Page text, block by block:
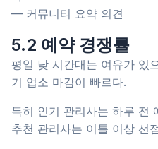
— 커뮤니티 요약 의견
5.2 예약 경쟁률
평일 낮 시간대는 여유가 있
기 업소 마감이 빠르다.
특히 인기 관리사는 하루 전
추천 관리사는 이틀 이상 선